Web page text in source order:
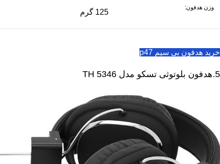
وزن هدفون:
125 گرم
خرید هدفون بی سیم p47
5.هدفون بلوتوثی تسکو مدل TH 5346